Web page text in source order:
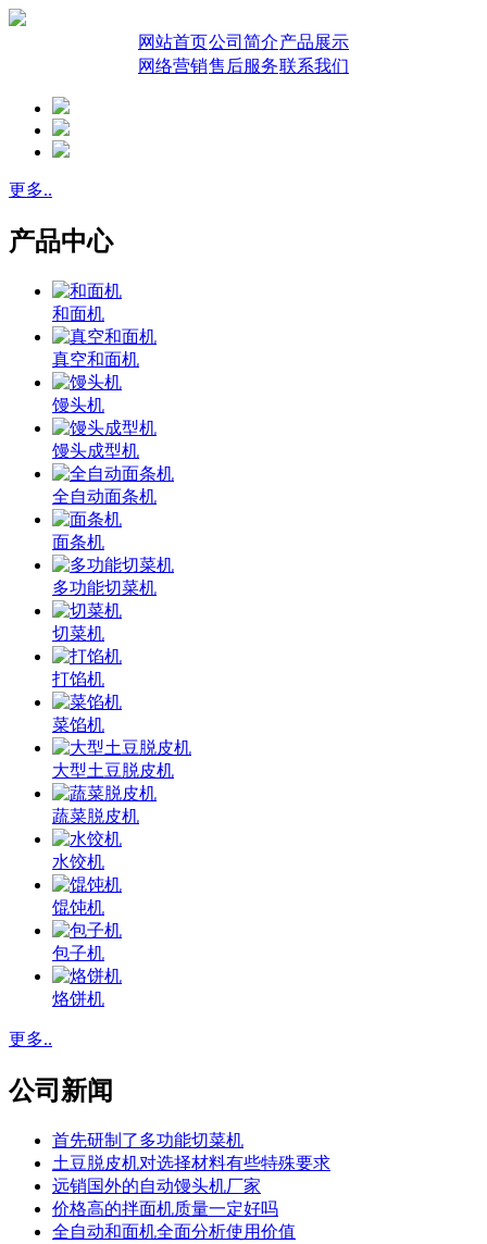
网站首页公司简介产品展示
网络营销售后服务联系我们
更多..
产品中心
和面机
真空和面机
馒头机
馒头成型机
全自动面条机
面条机
多功能切菜机
切菜机
打馅机
菜馅机
大型土豆脱皮机
蔬菜脱皮机
水饺机
馄饨机
包子机
烙饼机
更多..
公司新闻
首先研制了多功能切菜机
土豆脱皮机对选择材料有些特殊要求
远销国外的自动馒头机厂家
价格高的拌面机质量一定好吗
全自动和面机全面分析使用价值